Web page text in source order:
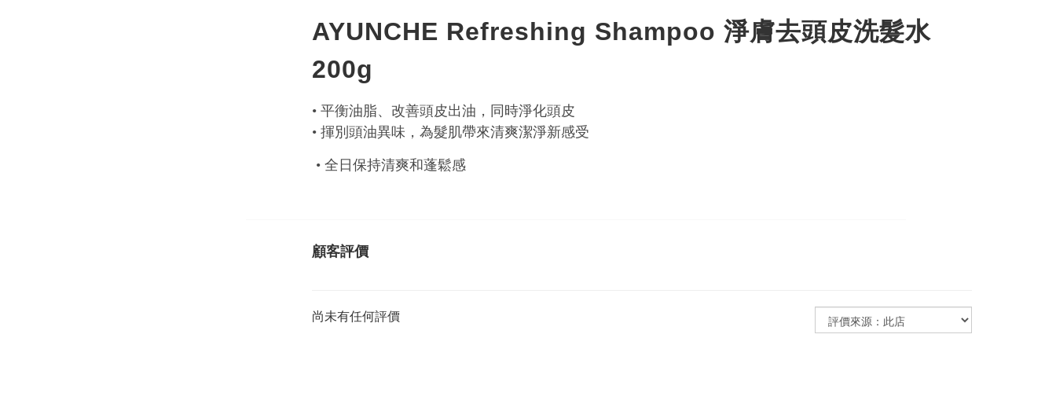
AYUNCHE Refreshing Shampoo 淨膚去頭皮洗髮水
200g
• 平衡油脂、改善頭皮出油，同時淨化頭皮
• 揮別頭油異味，為髮肌帶來清爽潔淨新感受
• 全日保持清爽和蓬鬆感
顧客評價
尚未有任何評價